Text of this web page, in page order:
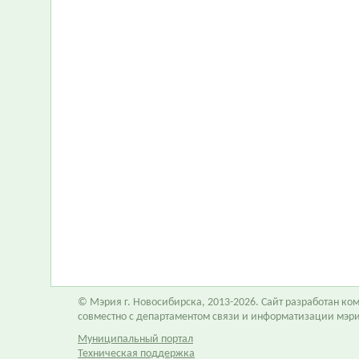
© Мэрия г. Новосибирска, 2013-2026. Сайт разработан
совместно с департаментом связи и информатизации
Муниципальный портал
Техническая поддержка